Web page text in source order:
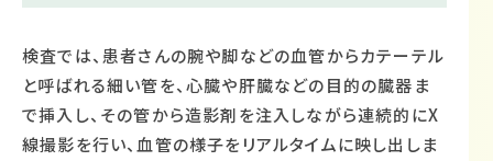
検査では、患者さんの腕や脚などの血管からカテーテル
と呼ばれる細い管を、心臓や肝臓などの目的の臓器ま
で挿入し、その管から造影剤を注入しながら連続的にX
線撮影を行い、血管の様子をリアルタイムに映し出しま